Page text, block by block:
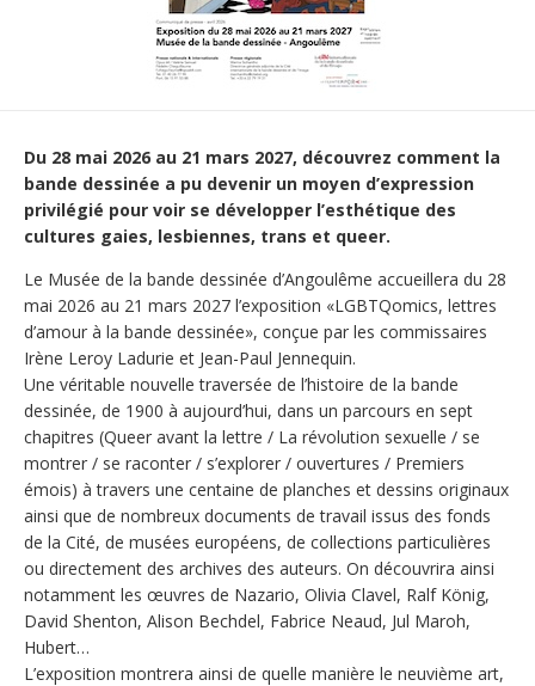
Du 28 mai 2026 au 21 mars 2027, découvrez comment la
bande dessinée a pu devenir un moyen d’expression
privilégié pour voir se développer l’esthétique des
cultures gaies, lesbiennes, trans et queer.
Le Musée de la bande dessinée d’Angoulême accueillera du 28
mai 2026 au 21 mars 2027 l’exposition «LGBTQomics, lettres
d’amour à la bande dessinée», conçue par les commissaires
Irène Leroy Ladurie et Jean-Paul Jennequin.
Une véritable nouvelle traversée de l’histoire de la bande
dessinée, de 1900 à aujourd’hui, dans un parcours en sept
chapitres (Queer avant la lettre / La révolution sexuelle / se
montrer / se raconter / s’explorer / ouvertures / Premiers
émois) à travers une centaine de planches et dessins originaux
ainsi que de nombreux documents de travail issus des fonds
de la Cité, de musées européens, de collections particulières
ou directement des archives des auteurs. On découvrira ainsi
notamment les œuvres de Nazario, Olivia Clavel, Ralf König,
David Shenton, Alison Bechdel, Fabrice Neaud, Jul Maroh,
Hubert…
L’exposition montrera ainsi de quelle manière le neuvième art,